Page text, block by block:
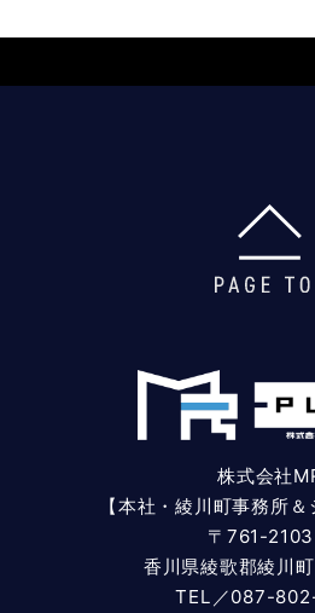
株式会社
【本社・綾川町事務所＆
〒761-
香川県綾歌郡綾川
TEL／087-